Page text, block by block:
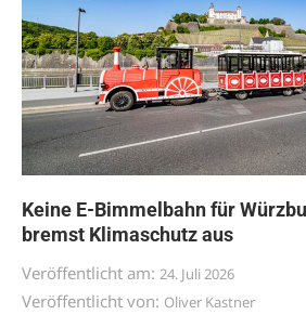
Keine E-Bimmelbahn für
bremst Klimaschutz aus
Veröffentlicht am: 24. Juli 2026
Veröffentlicht von: Oliver Kastner